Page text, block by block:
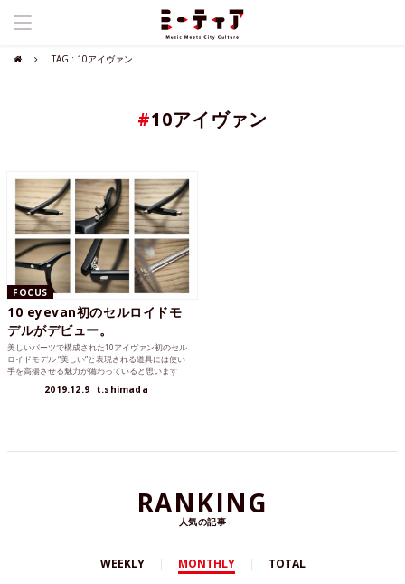
TAG : 10アイヴァン
#10アイヴァン
FOCUS
10 eyevan初のセルロイドモ
デルがデビュー。
美しいパーツで構成された10アイヴァン初のセル
ロイドモデル “美しい”と表現される道具には使い
手を高揚させる魅力が備わっていると思います
2019.12.9 t.shimada
RANKING
人気の記事
WEEKLY MONTHLY TOTAL